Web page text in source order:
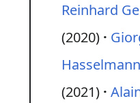
Reinhard
(2020)
Hasselmann
(2021)